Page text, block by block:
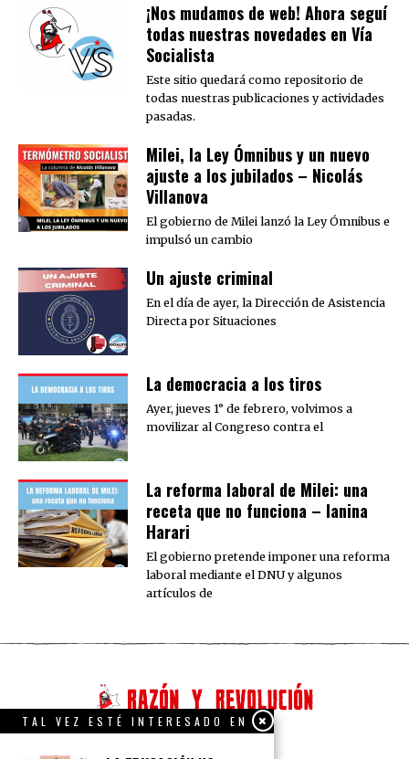
¡Nos mudamos de web! Ahora seguí
todas nuestras novedades en Vía
Socialista
Este sitio quedará como repositorio de
todas nuestras publicaciones y actividades
pasadas.
Milei, la Ley Ómnibus y un nuevo
ajuste a los jubilados – Nicolás
Villanova
El gobierno de Milei lanzó la Ley Ómnibus e
impulsó un cambio
Un ajuste criminal
En el día de ayer, la Dirección de Asistencia
Directa por Situaciones
La democracia a los tiros
Ayer, jueves 1° de febrero, volvimos a
movilizar al Congreso contra el
La reforma laboral de Milei: una
receta que no funciona – Ianina
Harari
El gobierno pretende imponer una reforma
laboral mediante el DNU y algunos
artículos de
TAL VEZ ESTÉ INTERESADO EN